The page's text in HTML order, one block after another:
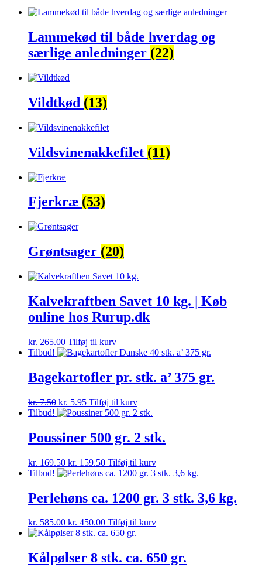
Lammekød til både hverdag og
særlige anledninger (22)
Vildtkød (13)
Vildsvinenakkefilet (11)
Fjerkræ (53)
Grøntsager (20)
Kalvekraftben Savet 10 kg. | Køb
online hos Rurup.dk
kr. 265.00 Tilføj til kurv
Tilbud!
Bagekartofler pr. stk. a’ 375 gr.
kr.7.50 Den
oprindelige
var:
kr. 7.50.
kr. 5.95Den
aktuelle
er:
kr. 5.95.
Tilføj til kurv
Tilbud!
Poussiner 500 gr. 2 stk.
kr.169.50 Den
oprindelige
var:
kr. 169.50.
kr. 159.50Den
aktuelle
er:
kr. 159.50.
Tilføj til kurv
Tilbud!
Perlehøns ca. 1200 gr. 3 stk. 3,6 kg.
kr.585.00 Den
oprindelige
var:
kr. 585.00.
kr. 450.00Den
aktuelle
er:
kr. 450.00.
Tilføj til kurv
Kålpølser 8 stk. ca. 650 gr.